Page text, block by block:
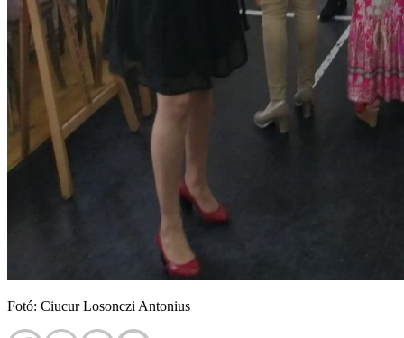
Fotó: Ciucur Losonczi Antonius